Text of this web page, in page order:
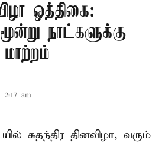
ஒத்திகை:
நாட்களுக்கு
2:17 am
சுதந்திர தினவிழா, வரும்